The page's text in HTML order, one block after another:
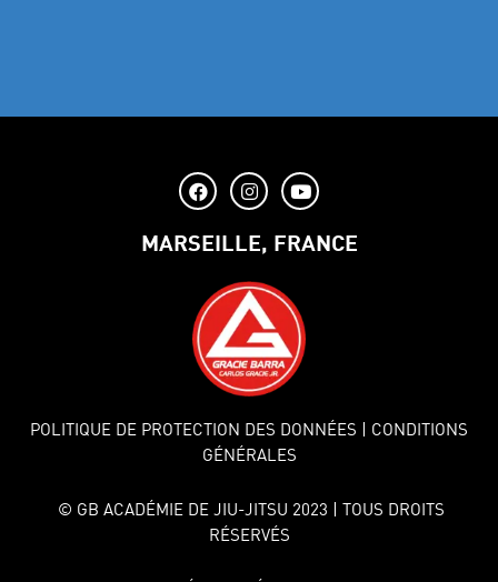
MARSEILLE, FRANCE
POLITIQUE DE PROTECTION DES DONNÉES
| CONDITIONS
GÉNÉRALES
© GB ACADÉMIE DE JIU-JITSU 2023 | TOUS DROITS
RÉSERVÉS